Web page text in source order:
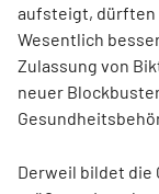
aufsteigt, dürften
Wesentlich
Zulassung von
neuer
Derweil bildet die